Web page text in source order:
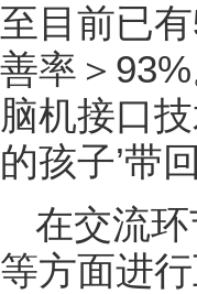
至目前已
善率＞
脑机接口
的孩子’带
在交流
等方面进行